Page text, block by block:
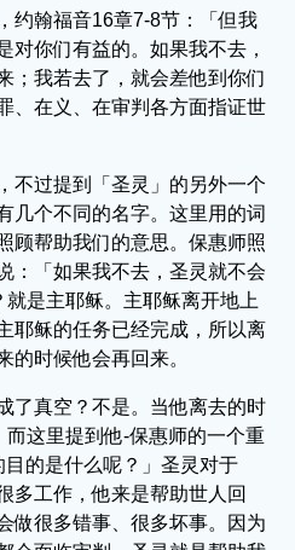
约翰福音16章7-8节：「但我
对你们有益的。如果我不去，
；我若去了，就会差他到你们
、在义、在审判各方面指证世
不过提到「圣灵」的另外一个
几个不同的名字。这里用的词
顾帮助我们的意思。保惠师照
：「如果我不去，圣灵就不会
是主耶稣。主耶稣离开地上
耶稣的任务已经完成，所以离
的时候他会再回来。
了真空？不是。当他离去的时
这里提到他-保惠师的一个重
的是什么呢？」圣灵对于
多工作，他来是帮助世人回
做很多错事、很多坏事。因为